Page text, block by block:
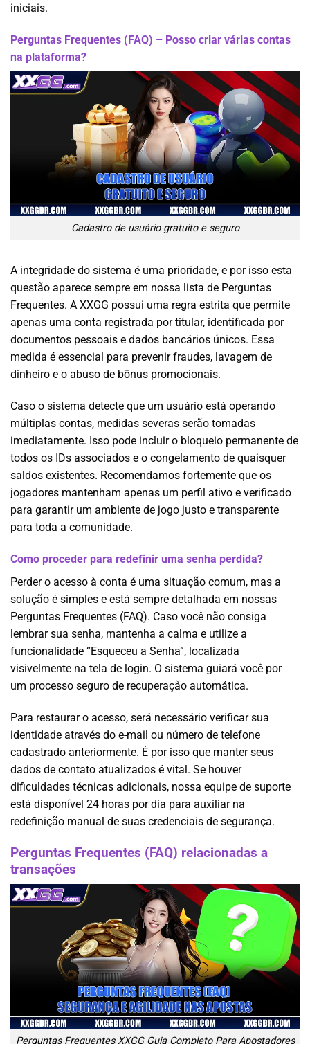
iniciais.
Perguntas Frequentes (FAQ) – Posso criar várias contas
na plataforma?
Cadastro de usuário gratuito e seguro
A integridade do sistema é uma prioridade, e por isso esta
questão aparece sempre em nossa lista de Perguntas
Frequentes. A XXGG possui uma regra estrita que permite
apenas uma conta registrada por titular, identificada por
documentos pessoais e dados bancários únicos. Essa
medida é essencial para prevenir fraudes, lavagem de
dinheiro e o abuso de bônus promocionais.
Caso o sistema detecte que um usuário está operando
múltiplas contas, medidas severas serão tomadas
imediatamente. Isso pode incluir o bloqueio permanente de
todos os IDs associados e o congelamento de quaisquer
saldos existentes. Recomendamos fortemente que os
jogadores mantenham apenas um perfil ativo e verificado
para garantir um ambiente de jogo justo e transparente
para toda a comunidade.
Como proceder para redefinir uma senha perdida?
Perder o acesso à conta é uma situação comum, mas a
solução é simples e está sempre detalhada em nossas
Perguntas Frequentes (FAQ). Caso você não consiga
lembrar sua senha, mantenha a calma e utilize a
funcionalidade “Esqueceu a Senha”, localizada
visivelmente na tela de login. O sistema guiará você por
um processo seguro de recuperação automática.
Para restaurar o acesso, será necessário verificar sua
identidade através do e-mail ou número de telefone
cadastrado anteriormente. É por isso que manter seus
dados de contato atualizados é vital. Se houver
dificuldades técnicas adicionais, nossa equipe de suporte
está disponível 24 horas por dia para auxiliar na
redefinição manual de suas credenciais de segurança.
Perguntas Frequentes (FAQ) relacionadas a
transações
Perguntas Frequentes XXGG Guia Completo Para Apostadores